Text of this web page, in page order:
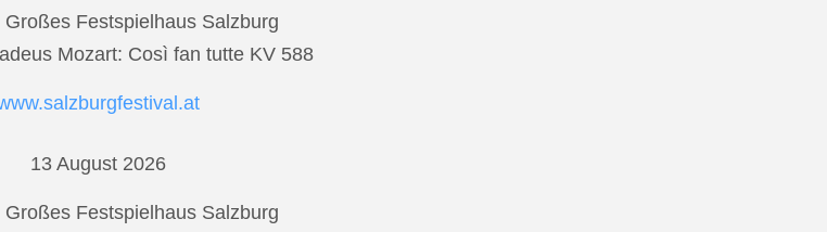
Großes Festspielhaus Salzburg
Mozart: Così fan tutte KV 588
13 August 2026
Großes Festspielhaus Salzburg